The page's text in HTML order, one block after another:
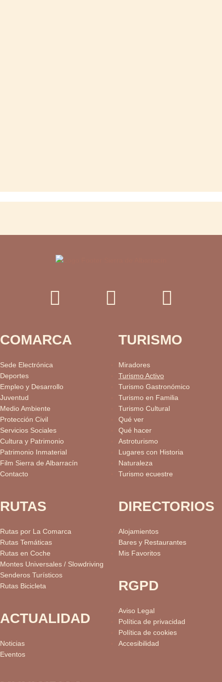
COMARCA
Sede Electrónica
Deportes
Empleo y Desarrollo
Juventud
Medio Ambiente
Protección Civil
Servicios Sociales
Cultura y Patrimonio
Patrimonio Inmaterial
Film Sierra de Albarracín
Contacto
RUTAS
Rutas por La Comarca
Rutas Temáticas
Rutas en Coche
Montes Universales / Slowdriving
Senderos Turísticos
Rutas Bicicleta
ACTUALIDAD
Noticias
Eventos
TURISMO
Miradores
Turismo Activo
Turismo Gastronómico
Turismo en Familia
Turismo Cultural
Qué ver
Qué hacer
Astroturismo
Lugares con Historia
Naturaleza
Turismo ecuestre
DIRECTORIOS
Alojamientos
Bares y Restaurantes
Mis Favoritos
RGPD
Aviso Legal
Política de privacidad
Política de cookies
Accesibilidad